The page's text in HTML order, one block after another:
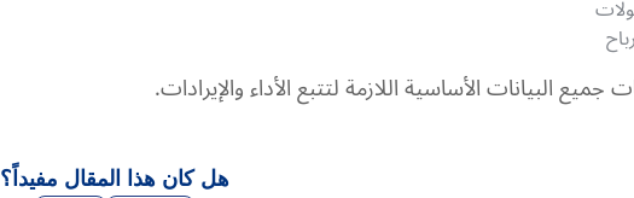
جميع البيانات الأساسية اللازمة لتتبع الأداء والإيرادات.
هل كان هذا المقال مفيداً؟